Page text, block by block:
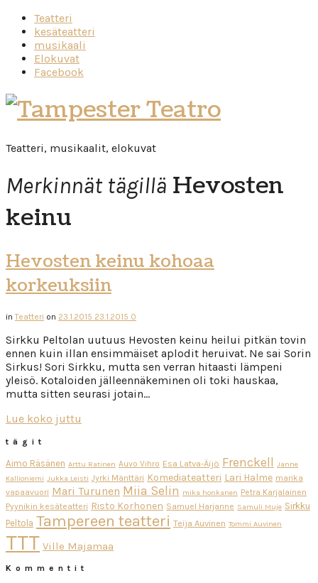
Teatteri
kesäteatteri
musikaali
Elokuvat
Facebook
Tampester
Teatro
Teatteri, musikaalit, elokuvat
Merkinnät tägillä Hevosten
keinu
Hevosten keinu kohoaa
korkeuksiin
inTeatteri on 23.1.2015 23.1.2015 0
Sirkku Peltolan uutuus Hevosten keinu heilui pitkän tovin
ennen kuin illan ensimmäiset aplodit heruivat. Ne sai Sorin
Sirkus! Sori Sirkku, mutta sen verran hitaasti lämpeni
yleisö. Kotaloiden jälleennäkeminen oli toki hauskaa,
mutta sitten seurasi jotain…
Lue koko juttu
tägit
Aimo Räsänen Arttu Ratinen Auvo Vihro Esa Latva-Äijö Frenckell Janne
Kallioniemi Jukka Leisti Jyrki Mänttäri Komediateatteri Lari Halme marika
vapaavuori Mari Turunen Miia Selin mika honkanen Petra Karjalainen
Pyynikin kesäteatteri Risto Korhonen Samuel Harjanne Samuli Muje Sirkku
Peltola Tampereen teatteri Teija Auvinen Tommi Auvinen
TTT Ville Majamaa
Kommentit